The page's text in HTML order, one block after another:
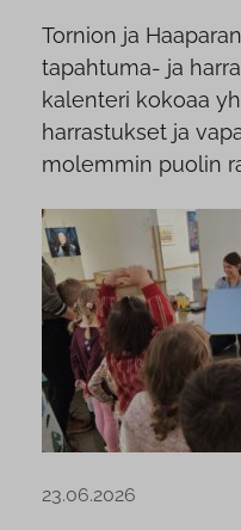
Tornion ja
tapahtuma- ja
kalenteri kokoaa
harrastukset ja
molemmin puolin
23.06.2026